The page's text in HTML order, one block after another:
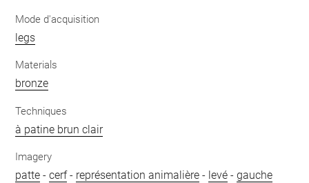
Mode d'acquisition
legs
Materials
bronze
Techniques
à patine brun clair
Imagery
patte -cerf- représentation animalière - levé -gauche